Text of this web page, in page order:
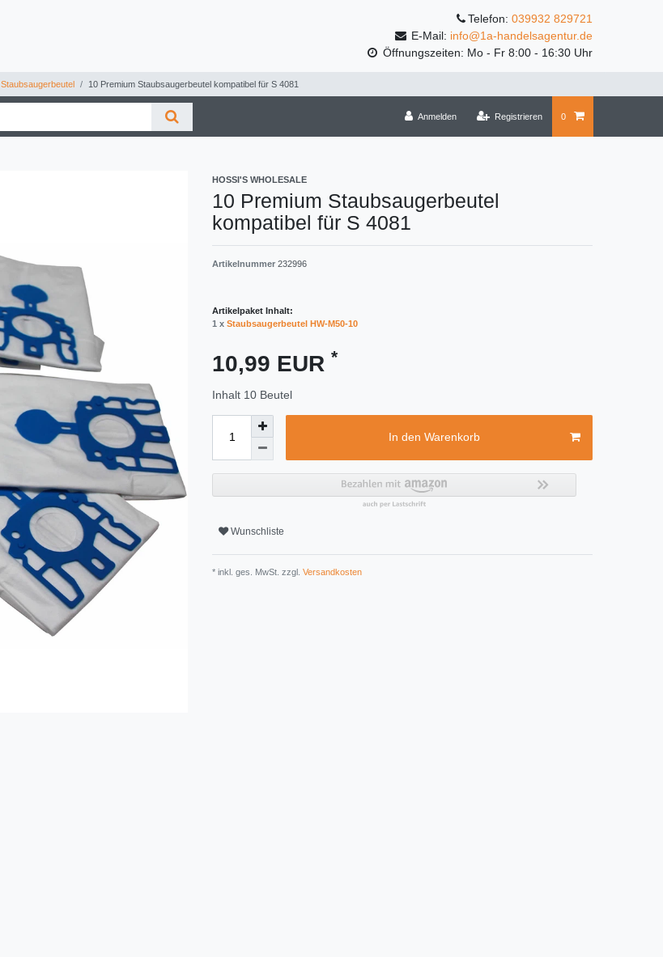
Telefon: 039932 829721
E-Mail: info@1a-handelsagentur.de
Öffnungszeiten: Mo - Fr 8:00 - 16:30 Uhr
Staubsaugerbeutel 10 Premium Staubsaugerbeutel kompatibel für S 4081
Anmelden Registrieren 0
HOSSI'S WHOLESALE
10 Premium Staubsaugerbeutel
kompatibel für S 4081
Artikelnummer 232996
Artikelpaket Inhalt:
1 x Staubsaugerbeutel HW-M50-10
10,99 EUR *
Inhalt 10 Beutel
In den Warenkorb
Wunschliste
* inkl. ges. MwSt. zzgl. Versandkosten